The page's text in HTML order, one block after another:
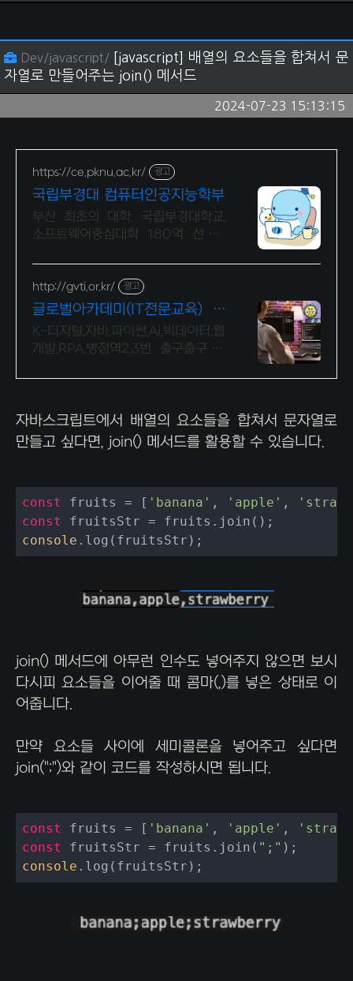
Dev/javascript/ [javascript] 배열의 요소들을 합쳐서 문
자열로 만들어주는 join() 메서드
2024-07-23 15:13:15
https://ce.pknu.ac.kr/ 광고
국립부경대 컴퓨터인공지능학부
부산 최초의 대학, 국립부경대학교,
소프트웨어중심대학 180억 선정 :
대학 선정 (187억원 지원)
http://gvti.or.kr/ 광고
글로벌아카데미(IT전문교육) 고
용노동부지정 우수훈련기관
K-디지털,자바,파이썬,AI,빅데이터,웹
개발,RPA,병점역2,3번 출구출구 IT
자바스크립트에서 배열의 요소들을 합쳐서 문자열로
만들고 싶다면, join() 메서드를 활용할 수 있습니다.
const fruits = [ 'banana' , 'apple' ,
const
console .log(fruitsStr);
join() 메서드에 아무런 인수도 넣어주지 않으면 보시
다시피 요소들을 이어줄 때 콤마(,)를 넣은 상태로 이
어줍니다.
만약 요소들 사이에 세미콜론을 넣어주고 싶다면
join(";")와 같이 코드를 작성하시면 됩니다.
const fruits = [ 'banana' , 'apple' ,
const
fruitsStr = fruits.join( ";"
console .log(fruitsStr);